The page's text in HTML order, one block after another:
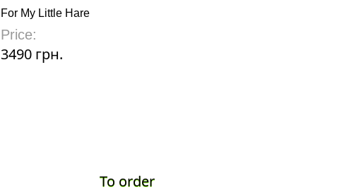
For My Little Hare
Price:
3490 грн.
To order